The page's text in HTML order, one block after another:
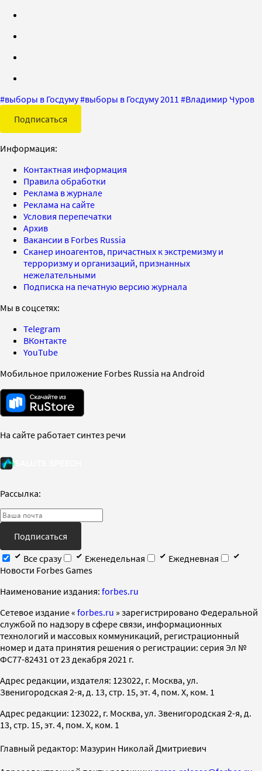
#выборы в Госдуму#выборы в Госдуму 2011 #Владимир Чуров
Подписаться
Информация:
Контактная информация
Правила обработки
Реклама в журнале
Реклама на сайте
Условия перепечатки
Архив
Вакансии в Forbes Russia
Сканер иноагентов, причастных к экстремизму и
терроризму и организаций, признанных
нежелательными
Подписка на печатную версию журнала
Мы в соцсетях:
Telegram
ВКонтакте
YouTube
Мобильное приложение Forbes Russia на Android
На сайте работает синтез речи
Рассылка:
Подписаться
Все сразу
Еженедельная
Ежедневная
Новости Forbes Games
Наименование издания: forbes.ru
Cетевое издание « forbes.ru » зарегистрировано Федеральной
службой по надзору в сфере связи, информационных
технологий и массовых коммуникаций, регистрационный
номер и дата принятия решения о регистрации: серия Эл №
ФС77-82431 от 23 декабря 2021 г.
Адрес редакции, издателя: 123022, г. Москва, ул.
Звенигородская 2-я, д. 13, стр. 15, эт. 4, пом. X, ком. 1
Адрес редакции: 123022, г. Москва, ул. Звенигородская 2-я, д.
13, стр. 15, эт. 4, пом. X, ком. 1
Главный редактор: Мазурин Николай Дмитриевич